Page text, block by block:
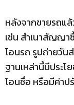
หลังจากขายรถแ
เช่น สำเนาสัญญา
โอนรถ รูปถ่ายวั
ฐานเหล่านี้มีประ
โอนชื่อ หรือมีค่าป